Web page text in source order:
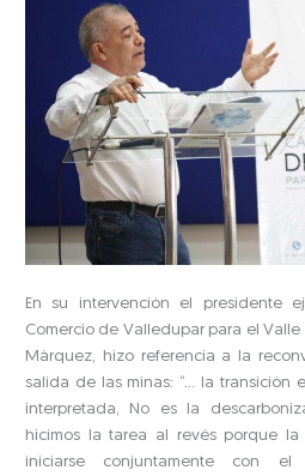
En su intervención el presidente
Comercio de Valledupar para el Valle
Márquez, hizo referencia a la
salida de las minas: “… la transición
interpretada, No es la
hicimos la tarea al revés porque la
iniciarse conjuntamente con el